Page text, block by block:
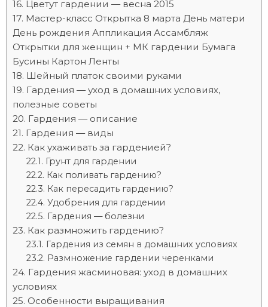
Цветут гардении — весна 2015
Мастер-класс Открытка 8 марта День матери
День рождения Аппликация Ассамбляж
Открытки для женщин + МК гардении Бумага
Бусины Картон Ленты
Шейный платок своими руками
Гардения — уход в домашних условиях,
полезные советы
Гардения — описание
Гардения — виды
Как ухаживать за гарденией?
Грунт для гардении
Как поливать гардению?
Как пересадить гардению?
Удобрения для гардении
Гардения — болезни
Как размножить гардению?
Гардения из семян в домашних условиях
Размножение гардении черенками
Гардения жасминовая: уход в домашних
условиях
Особенности выращивания